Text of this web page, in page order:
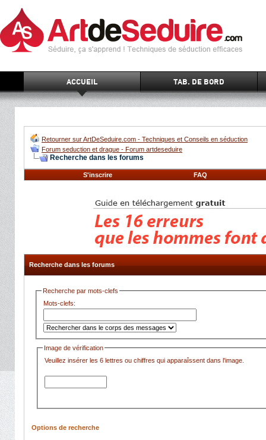
ACCUEIL TAB. DE BORD
Retourner sur ArtDeSeduire.com - Techniques et Conseils en séduction
Forum seduction et drague - Forum artdeseduire
Recherche dans les forums
S'inscrire FAQ
Recherche dans les forums
Recherche par mots-clefs
Mots-clefs:
Image de vérification
Veuillez insérer les 6 lettres ou chiffres qui apparaîssent dans l'image.
Options de recherche